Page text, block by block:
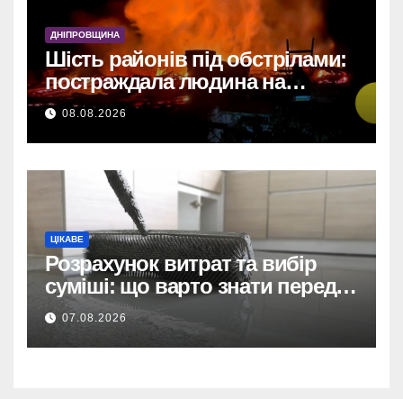
У Дніпрі: 735 тисяч за прямим
договором на
відеоспостереження після
зірваних торгів.
Дніпро: 735 тис. на
відеоспостереження за
невдалих торгів.
ДНІПРОВЩИНА
Шість районів під обстрілами:
постраждала людина на
Дніпропетровщині
08.08.2026
ЦІКАВЕ
Розрахунок витрат та вибір
суміші: що варто знати перед
тим, як купити наливну підлогу
07.08.2026